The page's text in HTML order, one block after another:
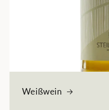
Weißwein